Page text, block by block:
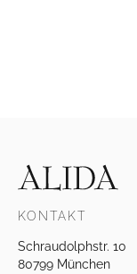
KONTAKT
Schraudolphstr. 10
80799 München